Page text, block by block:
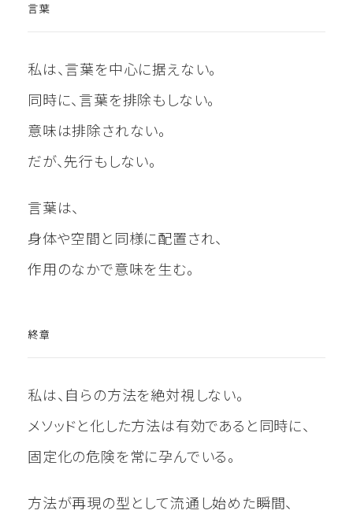
言葉
私は、言葉を中心に据えない。
同時に、言葉を排除もしない。
意味は排除されない。
だが、先行もしない。
言葉は、
身体や空間と同様に配置され、
作用のなかで意味を生む。
終章
私は、自らの方法を絶対視しない。
メソッドと化した方法は有効であると同時に、
固定化の危険を常に孕んでいる。
方法が再現の型として流通し始めた瞬間、